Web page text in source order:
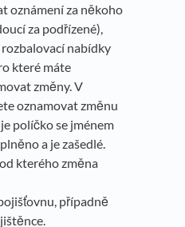
oznámení za někoho
za podřízené),
nabídky
které máte
změny. V
oznamovat změnu
je políčko se jménem
a je zašedlé.
kterého změna
případně